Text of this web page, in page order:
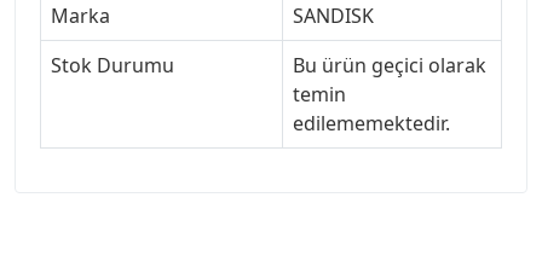
Marka
SANDISK
Stok Durumu
Bu ürün geçici olarak
temin
edilememektedir.